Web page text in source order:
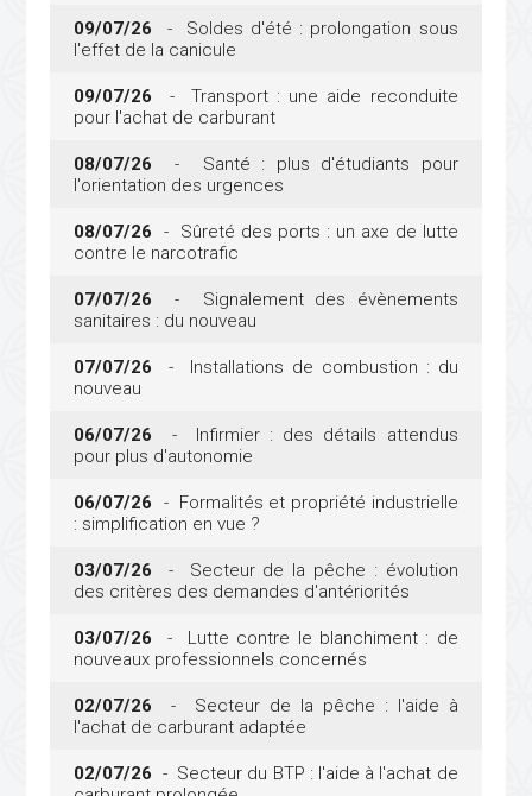
09/07/26 - Soldes d'été : prolongation sous
l'effet de la canicule
09/07/26 - Transport : une aide reconduite
pour l'achat de carburant
08/07/26 - Santé : plus d'étudiants pour
l'orientation des urgences
08/07/26 - Sûreté des ports : un axe de lutte
contre le narcotrafic
07/07/26 - Signalement des évènements
sanitaires : du nouveau
07/07/26 - Installations de combustion : du
nouveau
06/07/26 - Infirmier : des détails attendus
pour plus d'autonomie
06/07/26 - Formalités et propriété industrielle
: simplification en vue ?
03/07/26 - Secteur de la pêche : évolution
des critères des demandes d'antériorités
03/07/26 - Lutte contre le blanchiment : de
nouveaux professionnels concernés
02/07/26 - Secteur de la pêche : l'aide à
l'achat de carburant adaptée
02/07/26 - Secteur du BTP : l'aide à l'achat de